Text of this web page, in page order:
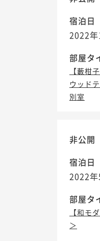
宿泊日
2022
部屋タ
【藪柑
ウッド
別室
非公開
宿泊日
2022
部屋タ
【和モ
＞